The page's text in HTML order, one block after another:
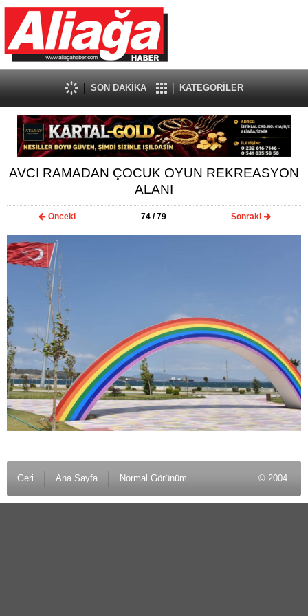
SON DAKİKA KATEGORİLER
AVCI RAMADAN ÇOCUK OYUN REKREASYON
ALANI
Önceki 74 / 79 Sonraki
Geri Ana Sayfa Normal Görünüm © 2004